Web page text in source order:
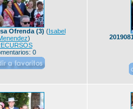
Ofrenda (3) (Isabel
)
0